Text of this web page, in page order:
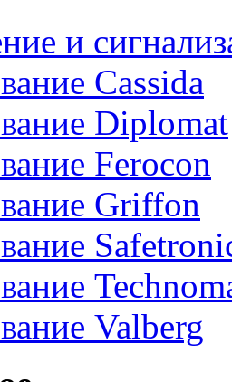
и
Cassida
Diplomat
Ferocon
Griffon
Valberg